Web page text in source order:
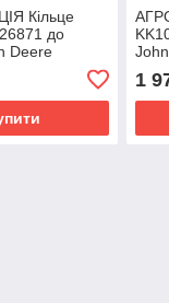
Кільце
до
Deere
ID: R26871)
1